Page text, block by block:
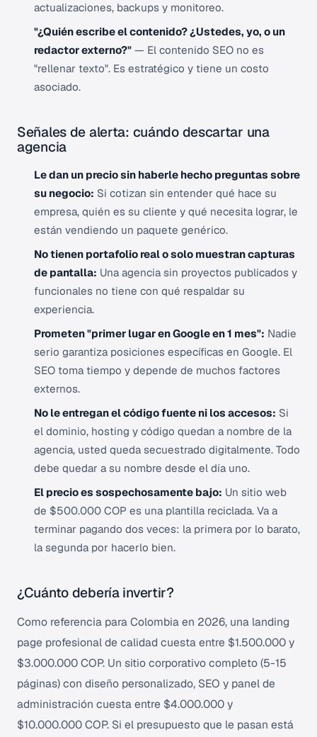
actualizaciones, backups y monitoreo.
"¿Quién escribe el contenido? ¿Ustedes, yo, o un
redactor externo?" — El contenido SEO no es
"rellenar texto". Es estratégico y tiene un costo
asociado.
Señales de alerta: cuándo descartar una
agencia
Le dan un precio sin haberle hecho preguntas sobre
su negocio: Si cotizan sin entender qué hace su
empresa, quién es su cliente y qué necesita lograr, le
están vendiendo un paquete genérico.
No tienen portafolio real o solo muestran capturas
de pantalla: Una agencia sin proyectos publicados y
funcionales no tiene con qué respaldar su
experiencia.
Prometen "primer lugar en Google en 1 mes": Nadie
serio garantiza posiciones específicas en Google. El
SEO toma tiempo y depende de muchos factores
externos.
No le entregan el código fuente ni los accesos: Si
el dominio, hosting y código quedan a nombre de la
agencia, usted queda secuestrado digitalmente. Todo
debe quedar a su nombre desde el día uno.
El precio es sospechosamente bajo: Un sitio web
de $500.000 COP es una plantilla reciclada. Va a
terminar pagando dos veces: la primera por lo barato,
la segunda por hacerlo bien.
¿Cuánto debería invertir?
Como referencia para Colombia en 2026, una landing
page profesional de calidad cuesta entre $1.500.000 y
$3.000.000 COP. Un sitio corporativo completo (5-15
páginas) con diseño personalizado, SEO y panel de
administración cuesta entre $4.000.000 y
$10.000.000 COP. Si el presupuesto que le pasan está